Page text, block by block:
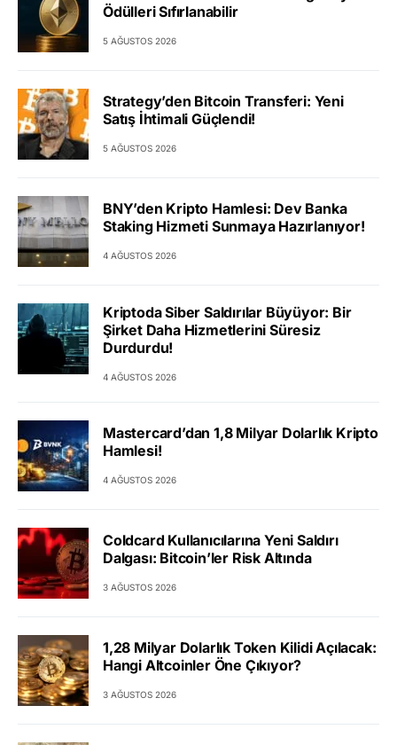
Ödülleri Sıfırlanabilir
5 AĞUSTOS 2026
Strategy’den Bitcoin Transferi: Yeni
Satış İhtimali Güçlendi!
5 AĞUSTOS 2026
BNY’den Kripto Hamlesi: Dev Banka
Staking Hizmeti Sunmaya Hazırlanıyor!
4 AĞUSTOS 2026
Kriptoda Siber Saldırılar Büyüyor: Bir
Şirket Daha Hizmetlerini Süresiz
Durdurdu!
4 AĞUSTOS 2026
Mastercard’dan 1,8 Milyar Dolarlık Kripto
Hamlesi!
4 AĞUSTOS 2026
Coldcard Kullanıcılarına Yeni Saldırı
Dalgası: Bitcoin’ler Risk Altında
3 AĞUSTOS 2026
1,28 Milyar Dolarlık Token Kilidi Açılacak:
Hangi Altcoinler Öne Çıkıyor?
3 AĞUSTOS 2026